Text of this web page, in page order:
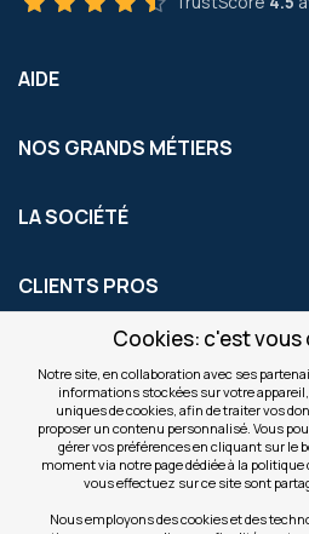
Cookies: c'est vous
Notre site, en collaboration avec ses
informations stockées sur votre
uniques de cookies, afin de traiter vos
proposer un contenu personnalisé. Vous
gérer vos préférences en cliquant sur le
moment via notre page dédiée à la
vous effectuez sur ce site sont
Nous employons des cookies et des
AIDE
NOS GRANDS MÉTIERS
LA SOCIÉTÉ
CLIENTS PROS
S'INSCRIRE AUX OFFRES
Inscription
notre
newsletter